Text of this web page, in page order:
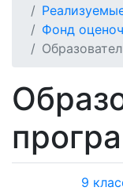
Фонд
9